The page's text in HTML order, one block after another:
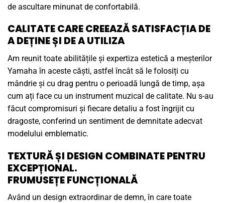
de ascultare minunat de confortabilă.
CALITATE CARE CREEAZĂ SATISFACȚIA DE
A DEȚINE ȘI DE A UTILIZA
Am reunit toate abilitățile și expertiza estetică a meșterilor
Yamaha în aceste căști, astfel încât să le folosiți cu
mândrie și cu drag pentru o perioadă lungă de timp, așa
cum ați face cu un instrument muzical de calitate. Nu s-au
făcut compromisuri și fiecare detaliu a fost îngrijit cu
dragoste, conferind un sentiment de demnitate adecvat
modelului emblematic.
TEXTURĂ ȘI DESIGN COMBINATE PENTRU
EXCEPȚIONAL.
FRUMUSEȚE FUNCȚIONALĂ
Având un design extraordinar de demn, în care toate